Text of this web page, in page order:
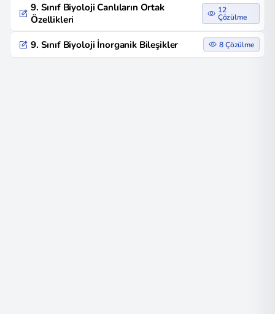
9. Sınıf Biyoloji Canlıların Ortak
Özellikleri
12
Çözülme
9. Sınıf Biyoloji İnorganik Bileşikler 8 Çözülme